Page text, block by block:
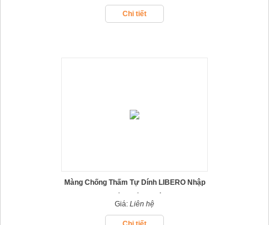
Chi tiết
Màng Chống Thấm Tự Dính LIBERO Nhập
Giá: Liên hệ